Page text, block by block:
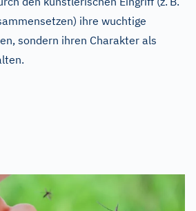
ihre wuchtige
sondern ihren Charakter als